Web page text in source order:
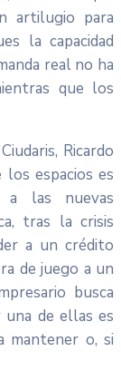
artilugio para
la capacidad
real no ha
que los
Ricardo
espacios es
a las nuevas
tras la crisis
a un crédito
de juego a un
busca
de ellas es
mantener o, si